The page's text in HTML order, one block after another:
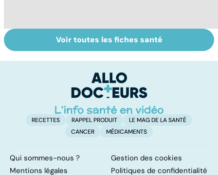
Sexe : comment
retrouver sa
Tout savoir sur
les infections
Voir toutes les fiches santé
RECETTES RAPPEL PRODUIT
LE MAG DE LA SANTÉ
CANCER
MÉDICAMENTS
Qui sommes-nous ?
Gestion des cookies
Mentions légales
Politiques de confidentialité